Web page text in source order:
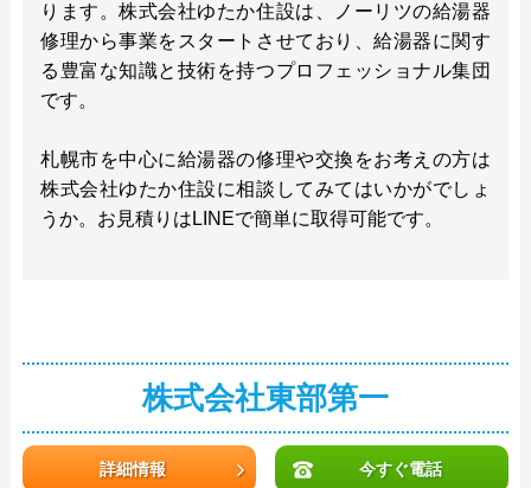
ります。株式会社ゆたか住設は、ノーリツの給湯器
修理から事業をスタートさせており、給湯器に関す
る豊富な知識と技術を持つプロフェッショナル集団
です。
札幌市を中心に給湯器の修理や交換をお考えの方は
株式会社ゆたか住設に相談してみてはいかがでしょ
うか。お見積りはLINEで簡単に取得可能です。
株式会社東部第一
詳細情報 今すぐ電話